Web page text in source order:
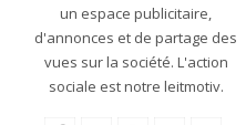
un espace publicitaire,
d'annonces et de partage des
vues sur la société. L'action
sociale est notre leitmotiv.